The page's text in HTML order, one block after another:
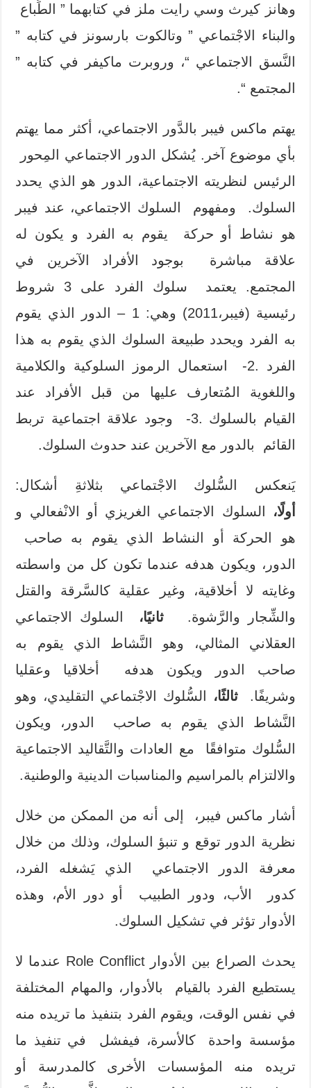
وهانز كيرث وسي رايت ملز في كتابهما ” الطِّباع
والبناء الاجْتماعي ” وتالكوت بارسونز في كتابه ”
النَّسق الاجتماعي “، وروبرت ماكيفر في كتابه ”
المجتمع “.
يهتم ماكس فيبر بالدَّور الاجتماعي، أكثر مما يهتم
بأي موضوع آخر. يُشكل الدور الاجتماعي المِحور
الرئيس لنظريته الاجتماعية، الدور هو الذي يحدد
السلوك. ومفهوم السلوك الاجتماعي، عند فيبر
هو نشاط أو حركة يقوم به الفرد و يكون له
علاقة مباشرة بوجود الأفراد الآخرين في
المجتمع. يعتمد سلوك الفرد على 3 شروط
رئيسية (فيبر،2011) وهي: 1 – الدور الذي يقوم
به الفرد ويحدد طبيعة السلوك الذي يقوم به هذا
الفرد .2- استعمال الرموز السلوكية والكلامية
واللغوية المُتعارف عليها من قبل الأفراد عند
القيام بالسلوك .3- وجود علاقة اجتماعية تربط
القائم بالدور مع الآخرين عند حدوث السلوك.
يَنعكس السُّلوك الاجْتماعي بثلاثةِ أشكال:
أولًا،
السلوك الاجتماعي الغريزي أو الانْفعالي و
هو الحركة أو النشاط الذي يقوم به صاحب
الدور، ويكون هدفه عندما تكون كل من واسطته
وغايته لا أخلاقية، وغير عقلية كالسَّرقة والقتل
والشِّجار والرَّشوة. ثانيًا، السلوك الاجتماعي
العقلاني المثالي، وهو النَّشاط الذي يقوم به
صاحب الدور ويكون هدفه أخلاقيا وعقليا
وشريفًا.ثالثًا،
السُّلوك الاجْتماعي التقليدي، وهو
النَّشاط الذي يقوم به صاحب الدور، ويكون
السُّلوك متوافقًا مع العادات والتَّقاليد الاجتماعية
والالتزام بالمراسيم والمناسبات الدينية والوطنية.
أشار ماكس فيبر، إلى أنه من الممكن من خلال
نظرية الدور توقع و تنبؤ السلوك، وذلك من خلال
معرفة الدور الاجتماعي الذي يَشغله الفرد،
كدور الأب، ودور الطبيب أو دور الأم، وهذه
الأدوار تؤثر في تشكيل السلوك.
يحدث الصراع بين الأدوار Role Conflict عندما لا
يستطيع الفرد بالقيام بالأدوار، والمهام المختلفة
في نفس الوقت، ويقوم الفرد بتنفيذ ما تريده منه
مؤسسة واحدة كالأسرة، فيفشل في تنفيذ ما
تريده منه المؤسسات الأخرى كالمدرسة أو